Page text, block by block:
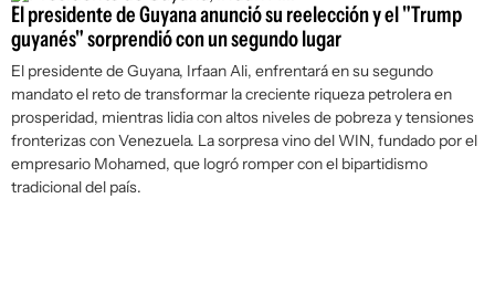
El presidente de Guyana anunció su reelección y el "Trump
guyanés" sorprendió con un segundo lugar
El presidente de Guyana, Irfaan Ali, enfrentará en su segundo
mandato el reto de transformar la creciente riqueza petrolera en
prosperidad, mientras lidia con altos niveles de pobreza y tensiones
fronterizas con Venezuela. La sorpresa vino del WIN, fundado por el
empresario Mohamed, que logró romper con el bipartidismo
tradicional del país.